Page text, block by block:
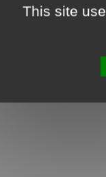
This site